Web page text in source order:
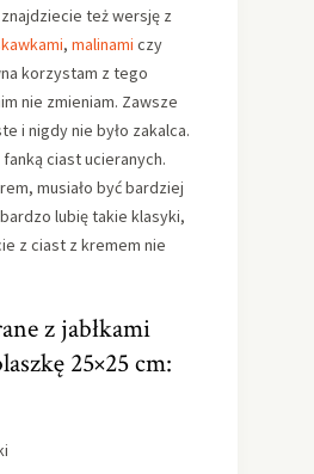
też wersję z
, malinami czy
korzystam z tego
nie zmieniam. Zawsze
i nigdy nie było zakalca.
fanką ciast ucieranych.
musiało być bardziej
lubię takie klasyki,
z ciast z kremem nie
z jabłkami
25×25 cm: